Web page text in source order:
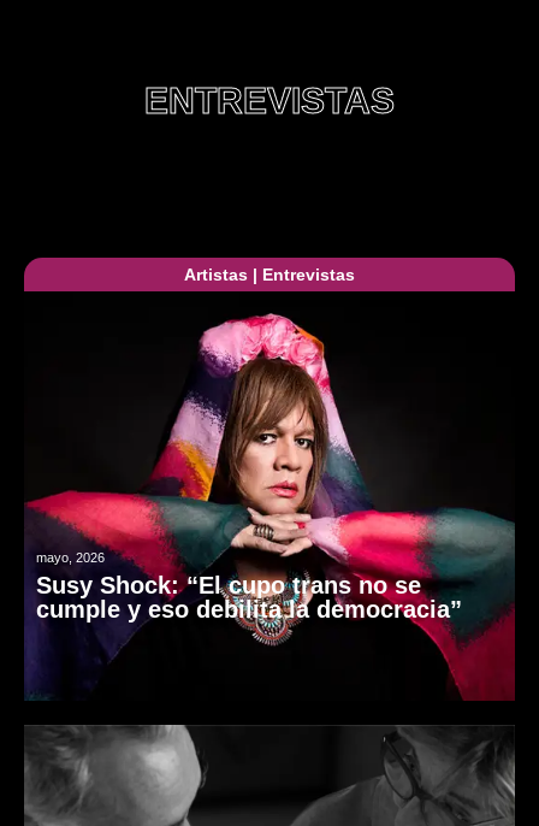
ENTREVISTAS
Artistas | Entrevistas
mayo, 2026
Susy Shock: “El cupo trans no se
cumple y eso debilita la democracia”